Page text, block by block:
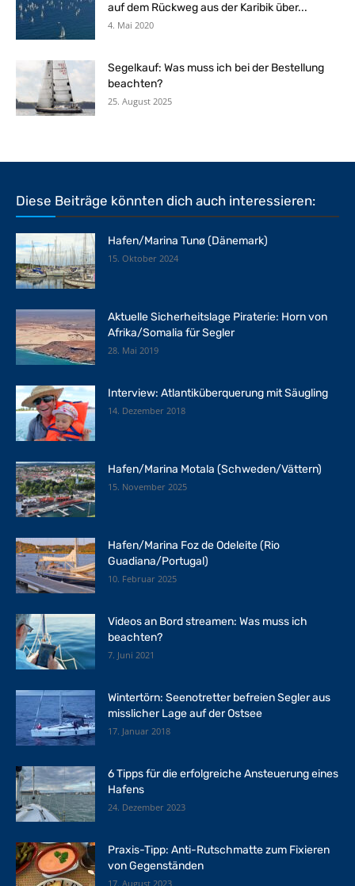
auf dem Rückweg aus der Karibik über...
4. Mai 2020
Segelkauf: Was muss ich bei der Bestellung
beachten?
25. August 2025
Diese Beiträge könnten dich auch interessieren:
Hafen/Marina Tunø (Dänemark)
15. Oktober 2024
Aktuelle Sicherheitslage Piraterie: Horn von
Afrika/Somalia für Segler
28. Mai 2019
Interview: Atlantiküberquerung mit Säugling
14. Dezember 2018
Hafen/Marina Motala (Schweden/Vättern)
15. November 2025
Hafen/Marina Foz de Odeleite (Rio
Guadiana/Portugal)
10. Februar 2025
Videos an Bord streamen: Was muss ich
beachten?
7. Juni 2021
Wintertörn: Seenotretter befreien Segler aus
misslicher Lage auf der Ostsee
17. Januar 2018
6 Tipps für die erfolgreiche Ansteuerung eines
Hafens
24. Dezember 2023
Praxis-Tipp: Anti-Rutschmatte zum Fixieren
von Gegenständen
17. August 2023